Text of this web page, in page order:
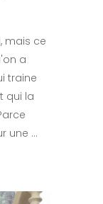
mais ce
a
traine
qui la
une